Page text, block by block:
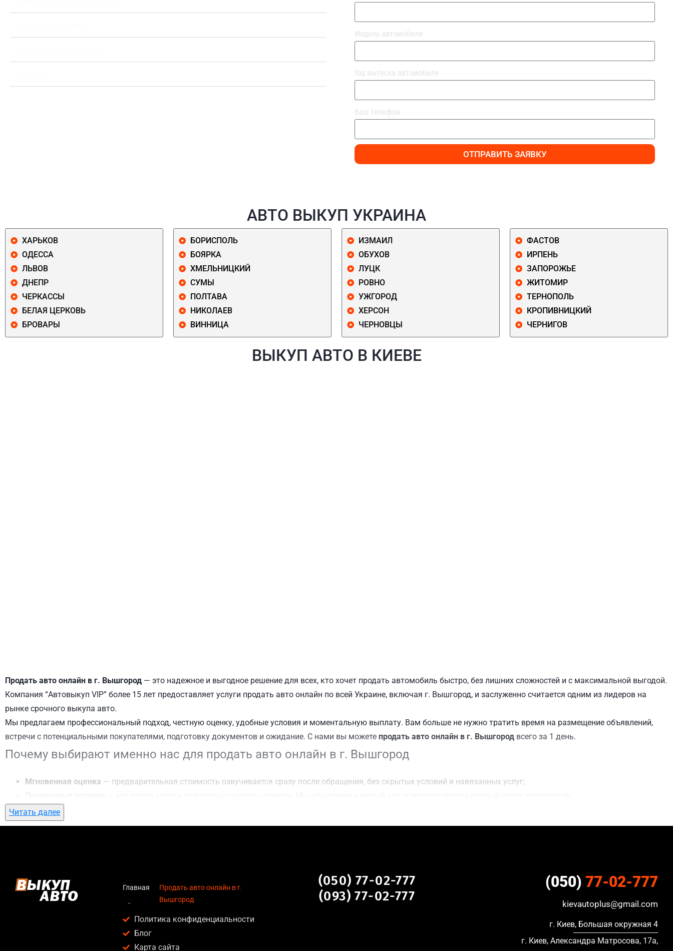
Модель автомобиля
Год выпуска автомобиля
Ваш телефон
ОТПРАВИТЬ ЗАЯВКУ
АВТО ВЫКУП УКРАИНА
ХАРЬКОВ
ОДЕССА
ЛЬВОВ
ДНЕПР
ЧЕРКАССЫ
БЕЛАЯ ЦЕРКОВЬ
БРОВАРЫ
БОРИСПОЛЬ
БОЯРКА
ХМЕЛЬНИЦКИЙ
СУМЫ
ПОЛТАВА
НИКОЛАЕВ
ВИННИЦА
ИЗМАИЛ
ОБУХОВ
ЛУЦК
РОВНО
УЖГОРОД
ХЕРСОН
ЧЕРНОВЦЫ
ФАСТОВ
ИРПЕНЬ
ЗАПОРОЖЬЕ
ЖИТОМИР
ТЕРНОПОЛЬ
КРОПИВНИЦКИЙ
ЧЕРНИГОВ
ВЫКУП АВТО В КИЕВЕ
Продать авто онлайн в г. Вышгород — это надежное и выгодное решение для всех, кто хочет продать автомобиль быстро, без лишних сложностей и с максимальной выгодой.
Компания “Автовыкуп VIP” более 15 лет предоставляет услуги продать авто онлайн по всей Украине, включая г. Вышгород, и заслуженно считается одним из лидеров на
рынке срочного выкупа авто.
Мы предлагаем профессиональный подход, честную оценку, удобные условия и моментальную выплату. Вам больше не нужно тратить время на размещение объявлений,
встречи с потенциальными покупателями, подготовку документов и ожидание. С нами вы можете продать авто онлайн в г. Вышгород всего за 1 день.
Почему выбирают именно нас для продать авто онлайн в г. Вышгород
Мгновенная оценка — предварительная стоимость озвучивается сразу после обращения, без скрытых условий и навязанных услуг;
Гибкий подход
Честные цены— предлагаем до 95% от рыночной стоимости даже за авто после аварии или с пробегом;
Кому подойдет продать авто онлайн в г. Вышгород
Услуга продать авто онлайн в г. Вышгород актуальна для:
Владельцев автомобилей после аварии, когда восстановление экономически нецелесообразно;
Читать далее
Главная
Продать авто онлайн в г.
Вышгород
Политика конфиденциальности
Блог
Карта сайта
(050) 77-02-777
(093) 77-02-777
(050) 77-02-777
kievautoplus@gmail.com
г. Киев, Большая окружная 4
г. Киев, Александра Матросова, 17а,